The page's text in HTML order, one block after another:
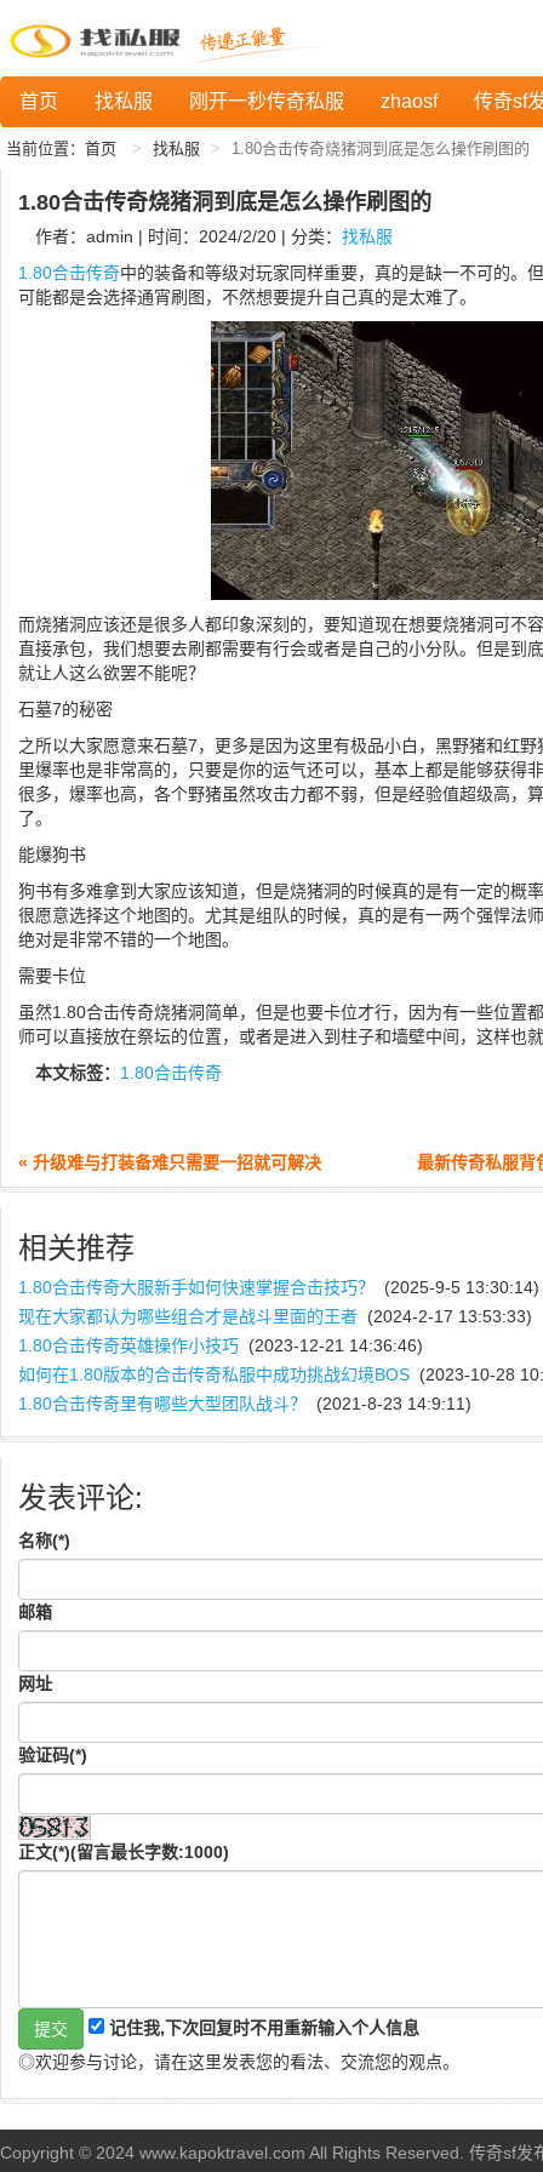
首页 找私服 刚开一秒传奇私服 zhaosf 传奇sf
当前位置： 首页 找私服 1.80合击传奇烧猪洞到底是怎么操作刷图的
1.80合击传奇烧猪洞到底是怎么操作刷图的
作者：admin | 时间：2024/2/20 | 分类： 找私服
1.80合击传奇中的装备和等级对玩家同样重要，真的是缺一不可的。
可能都是会选择通宵刷图，不然想要提升自己真的是太难了。
而烧猪洞应该还是很多人都印象深刻的，要知道现在想要烧猪洞可不
直接承包，我们想要去刷都需要有行会或者是自己的小分队。但是到
就让人这么欲罢不能呢？
石墓7的秘密
之所以大家愿意来石墓7，更多是因为这里有极品小白，黑野猪和红
里爆率也是非常高的，只要是你的运气还可以，基本上都是能够获得
很多，爆率也高，各个野猪虽然攻击力都不弱，但是经验值超级高，
了。
能爆狗书
狗书有多难拿到大家应该知道，但是烧猪洞的时候真的是有一定的概
很愿意选择这个地图的。尤其是组队的时候，真的是有一两个强悍法
绝对是非常不错的一个地图。
需要卡位
虽然1.80合击传奇烧猪洞简单，但是也要卡位才行，因为有一些位置
师可以直接放在祭坛的位置，或者是进入到柱子和墙壁中间，这样也
本文标签： 1.80合击传奇
« 升级难与打装备难只需要一招就可解决 最新传奇私服背
相关推荐
1.80合击传奇大服新手如何快速掌握合击技巧？
(2025-9-5 13:30:14)
现在大家都认为哪些组合才是战斗里面的王者 (2024-2-17 13:53:33)
1.80合击传奇英雄操作小技巧 (2023-12-21 14:36:46)
如何在1.80版本的合击传奇私服中成功挑战幻境BOS (2023-10-28
1.80合击传奇里有哪些大型团队战斗？
(2021-8-23 14:9:11)
发表评论:
名称(*)
邮箱
网址
验证码(*)
正文(*)(留言最长字数:1000)
记住我,下次回复时不用重新输入个人信息
◎欢迎参与讨论，请在这里发表您的看法、交流您的观点。
Copyright © 2024 www.kapoktravel.com All Rights Reserved. 传奇sf发